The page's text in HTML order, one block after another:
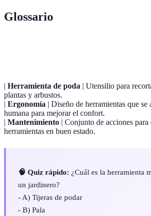
Glossario
| Herramienta de poda | Utensilio para
plantas y arbustos.
| Ergonomía | Diseño de herramientas que
humana para mejorar el confort.
| Mantenimiento | Conjunto de acciones para
herramientas en buen estado.
🧠 Quiz rápido: ¿Cuál es la herramienta
un jardinero?
- A) Tijeras de podar
- B) Pala